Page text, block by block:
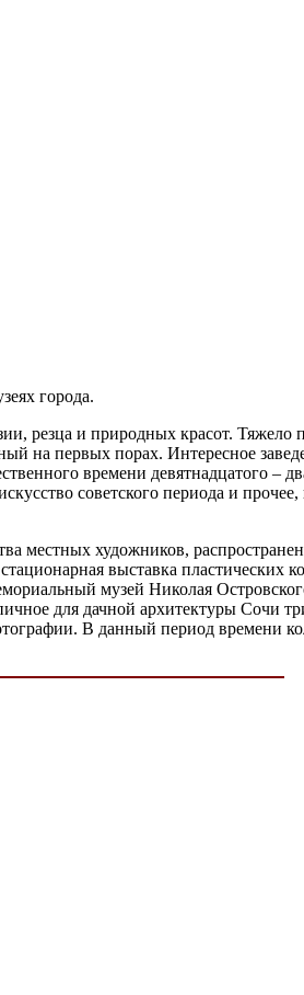
города.
резца и природных красот. Тяжело
на первых порах. Интересное
времени девятнадцатого –
советского периода и прочее,
местных художников,
выставка пластических
музей Николая
для дачной архитектуры Сочи
В данный период времени